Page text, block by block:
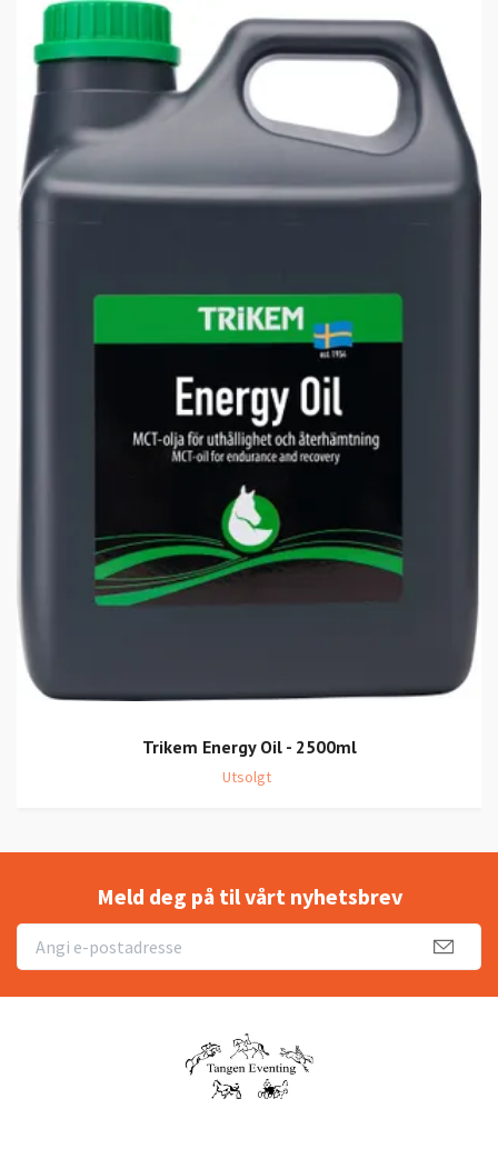
Trikem Energy Oil - 2500ml
Utsolgt
Meld deg på til vårt nyhetsbrev